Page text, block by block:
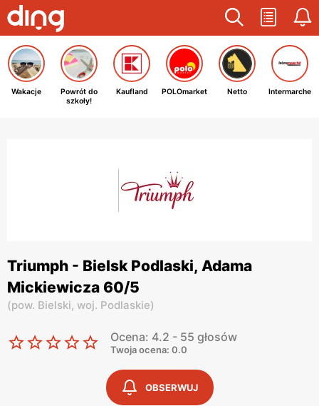
Wakacje
Powrót do
szkoły!
Kaufland POLOmarket Netto Intermarche
Triumph - Bielsk Podlaski, Adama
Mickiewicza 60/5
(pow. Bielski, woj. Podlaskie)
Ocena: 4.2 - 55 głosów
Twoja ocena: 0.0
OBSERWUJ